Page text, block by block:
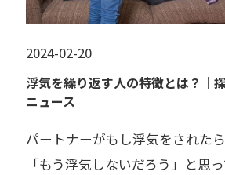
2024-02-20
浮気を繰り返す人の特徴とは？｜
ニュース
パートナーがもし浮気をされた
「もう浮気しないだろう」と思